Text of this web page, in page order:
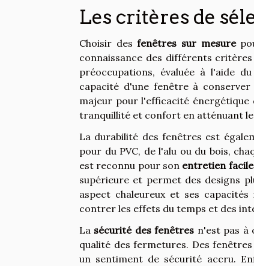
Les critères de
Choisir desfenêtres sur mesure
connaissance des différents
préoccupations, évaluée à l'aide
capacité d'une fenêtre à
majeur pour l'efficacité
tranquillité et confort en atténuant
La durabilité des fenêtres est
pour du PVC, de l'alu ou du bois,
est reconnu pour son entretien facile
supérieure et permet des designs
aspect chaleureux et ses
contrer les effets du temps et des
La sécurité des fenêtres n'est pas à
qualité des fermetures. Des
un sentiment de sécurité accru.